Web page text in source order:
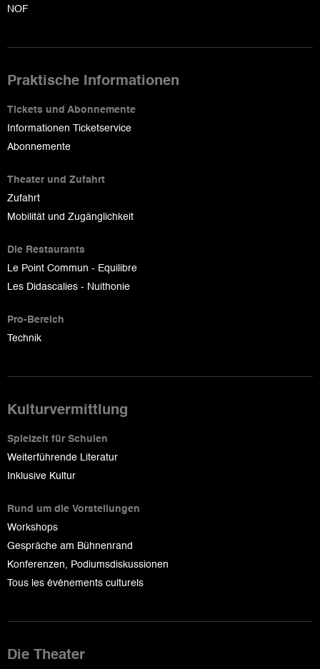
NOF
Praktische Informationen
Tickets und Abonnemente
Informationen Ticketservice
Abonnemente
Theater und Zufahrt
Zufahrt
Mobilität und Zugänglichkeit
Die Restaurants
Le Point Commun - Equilibre
Les Didascalies - Nuithonie
Pro-Bereich
Technik
Kulturvermittlung
Spielzeit für Schulen
Weiterführende Literatur
Inklusive Kultur
Rund um die Vorstellungen
Workshops
Gespräche am Bühnenrand
Konferenzen, Podiumsdiskussionen
Tous les événements culturels
Die Theater